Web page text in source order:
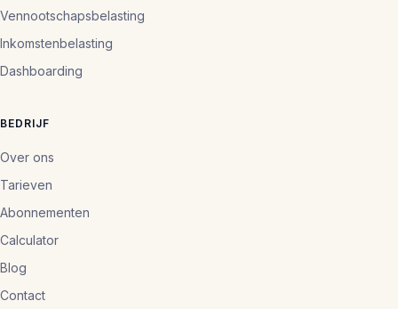
Vennootschapsbelasting
Inkomstenbelasting
Dashboarding
BEDRIJF
Over ons
Tarieven
Abonnementen
Calculator
Blog
Contact